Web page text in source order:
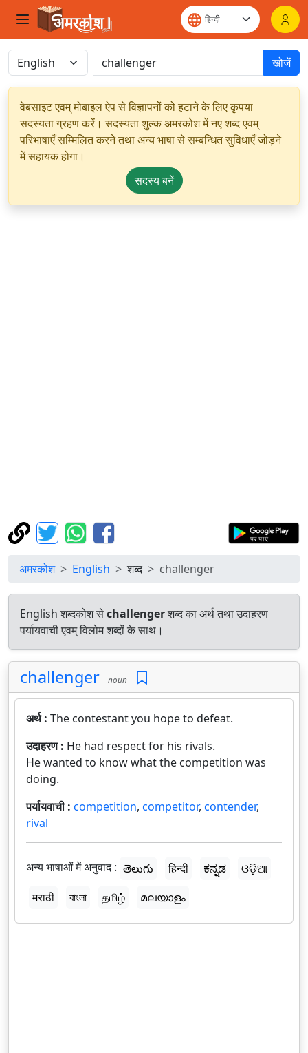
खोजें
वेबसाइट एवम् मोबाइल ऐप से विज्ञापनों को हटाने के लिए कृपया
सदस्यता ग्रहण करें। सदस्यता शुल्क अमरकोश में नए शब्द एवम्
परिभाषाएँ सम्मिलित करने तथा अन्य भाषा से सम्बन्धित सुविधाएँ जोड़ने
में सहायक होगा।
सदस्य बनें
अमरकोश English शब्द challenger
English शब्दकोश सेchallengerशब्द का अर्थ तथा उदाहरण
पर्यायवाची एवम् विलोम शब्दों के साथ।
challenger noun
अर्थ : The contestant you hope to defeat.
उदाहरण : He had respect for his rivals.
He wanted to know what the competition was
doing.
पर्यायवाची : competition, competitor, contender,
rival
अन्य भाषाओं में अनुवाद : తెలుగు हिन्दी ಕನ್ನಡ
ଓଡ଼ିଆ
मराठी
বাংলা தமிழ் മലയാളം